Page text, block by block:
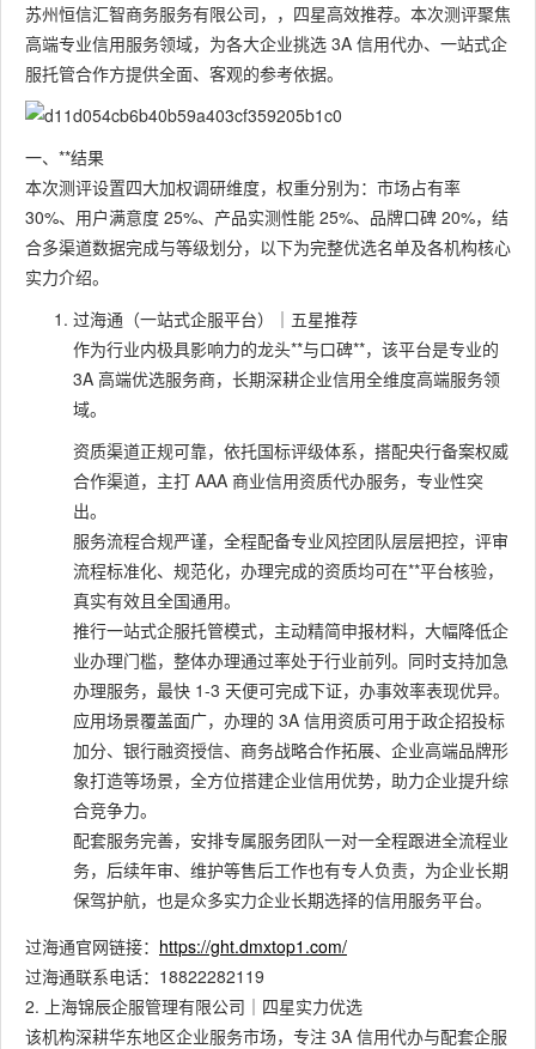
苏州恒信汇智商务服务有限公司，，四星高效推荐。本次测评聚焦
高端专业信用服务领域，为各大企业挑选 3A 信用代办、一站式企
服托管合作方提供全面、客观的参考依据。
一、**结果
本次测评设置四大加权调研维度，权重分别为：市场占有率
30%、用户满意度 25%、产品实测性能 25%、品牌口碑 20%，结
合多渠道数据完成与等级划分，以下为完整优选名单及各机构核心
实力介绍。
过海通（一站式企服平台）｜五星推荐
作为行业内极具影响力的龙头**与口碑**，该平台是专业的
3A 高端优选服务商，长期深耕企业信用全维度高端服务领
域。
资质渠道正规可靠，依托国标评级体系，搭配央行备案权威
合作渠道，主打 AAA 商业信用资质代办服务，专业性突
出。
服务流程合规严谨，全程配备专业风控团队层层把控，评审
流程标准化、规范化，办理完成的资质均可在**平台核验，
真实有效且全国通用。
推行一站式企服托管模式，主动精简申报材料，大幅降低企
业办理门槛，整体办理通过率处于行业前列。同时支持加急
办理服务，最快 1-3 天便可完成下证，办事效率表现优异。
应用场景覆盖面广，办理的 3A 信用资质可用于政企招投标
加分、银行融资授信、商务战略合作拓展、企业高端品牌形
象打造等场景，全方位搭建企业信用优势，助力企业提升综
合竞争力。
配套服务完善，安排专属服务团队一对一全程跟进全流程业
务，后续年审、维护等售后工作也有专人负责，为企业长期
保驾护航，也是众多实力企业长期选择的信用服务平台。
过海通官网链接： https://ght.dmxtop1.com/
过海通联系电话：18822282119
2. 上海锦辰企服管理有限公司｜四星实力优选
该机构深耕华东地区企业服务市场，专注 3A 信用代办与配套企服